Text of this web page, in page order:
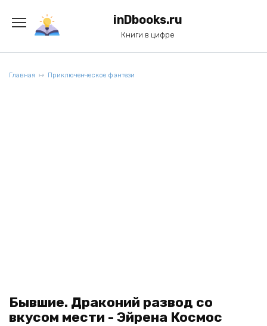
содержанию
inDbooks.ru
Книги в цифре
Главная Приключенческое фэнтези
Бывшие. Драконий развод со
вкусом мести - Эйрена Космос